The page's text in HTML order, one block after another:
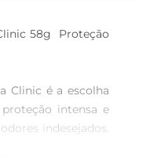
58g  Proteção
Clinic é a escolha
intensa e
indesejados.